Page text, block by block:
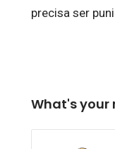
precisa ser
What's your